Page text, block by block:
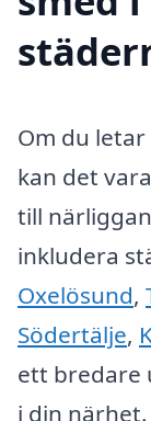
Om du
kan det
till
inkludera
Oxelösund,
Södertälje,
ett bredare
i din